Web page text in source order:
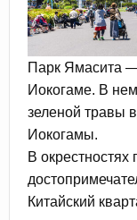
Парк Ямасита
Иокогаме. В
зеленой травы
Иокогамы.
В
Китайский